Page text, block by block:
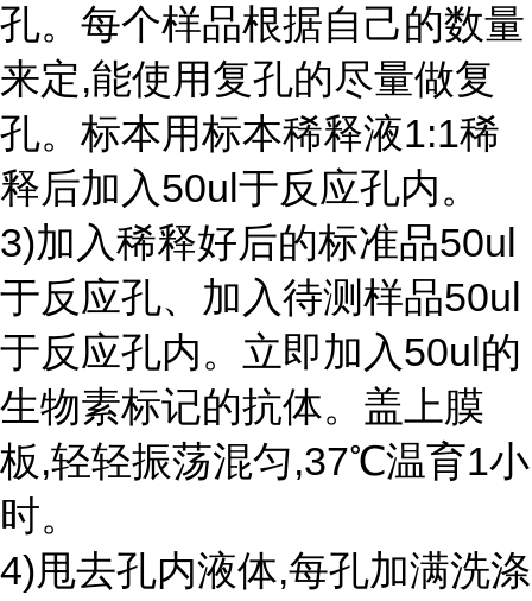
孔。每个样品根据自己的数量
来定,能使用复孔的尽量做复
孔。标本用标本稀释液1:1稀
释后加入50ul于反应孔内。
3)加入稀释好后的标准品50ul
于反应孔、加入待测样品50ul
于反应孔内。立即加入50ul的
生物素标记的抗体。盖上膜
板,轻轻振荡混匀,37℃温育1小
时。
4)甩去孔内液体,每孔加满洗涤